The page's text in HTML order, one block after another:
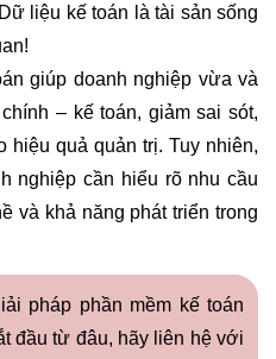
liệu kế toán là tài sản sống
giúp doanh nghiệp vừa và
– kế toán, giảm sai sót,
hiệu quả quản trị. Tuy nhiên,
nghiệp cần hiểu rõ nhu cầu
và khả năng phát triển trong
pháp phần mềm kế toán
đầu từ đâu, hãy liên hệ với